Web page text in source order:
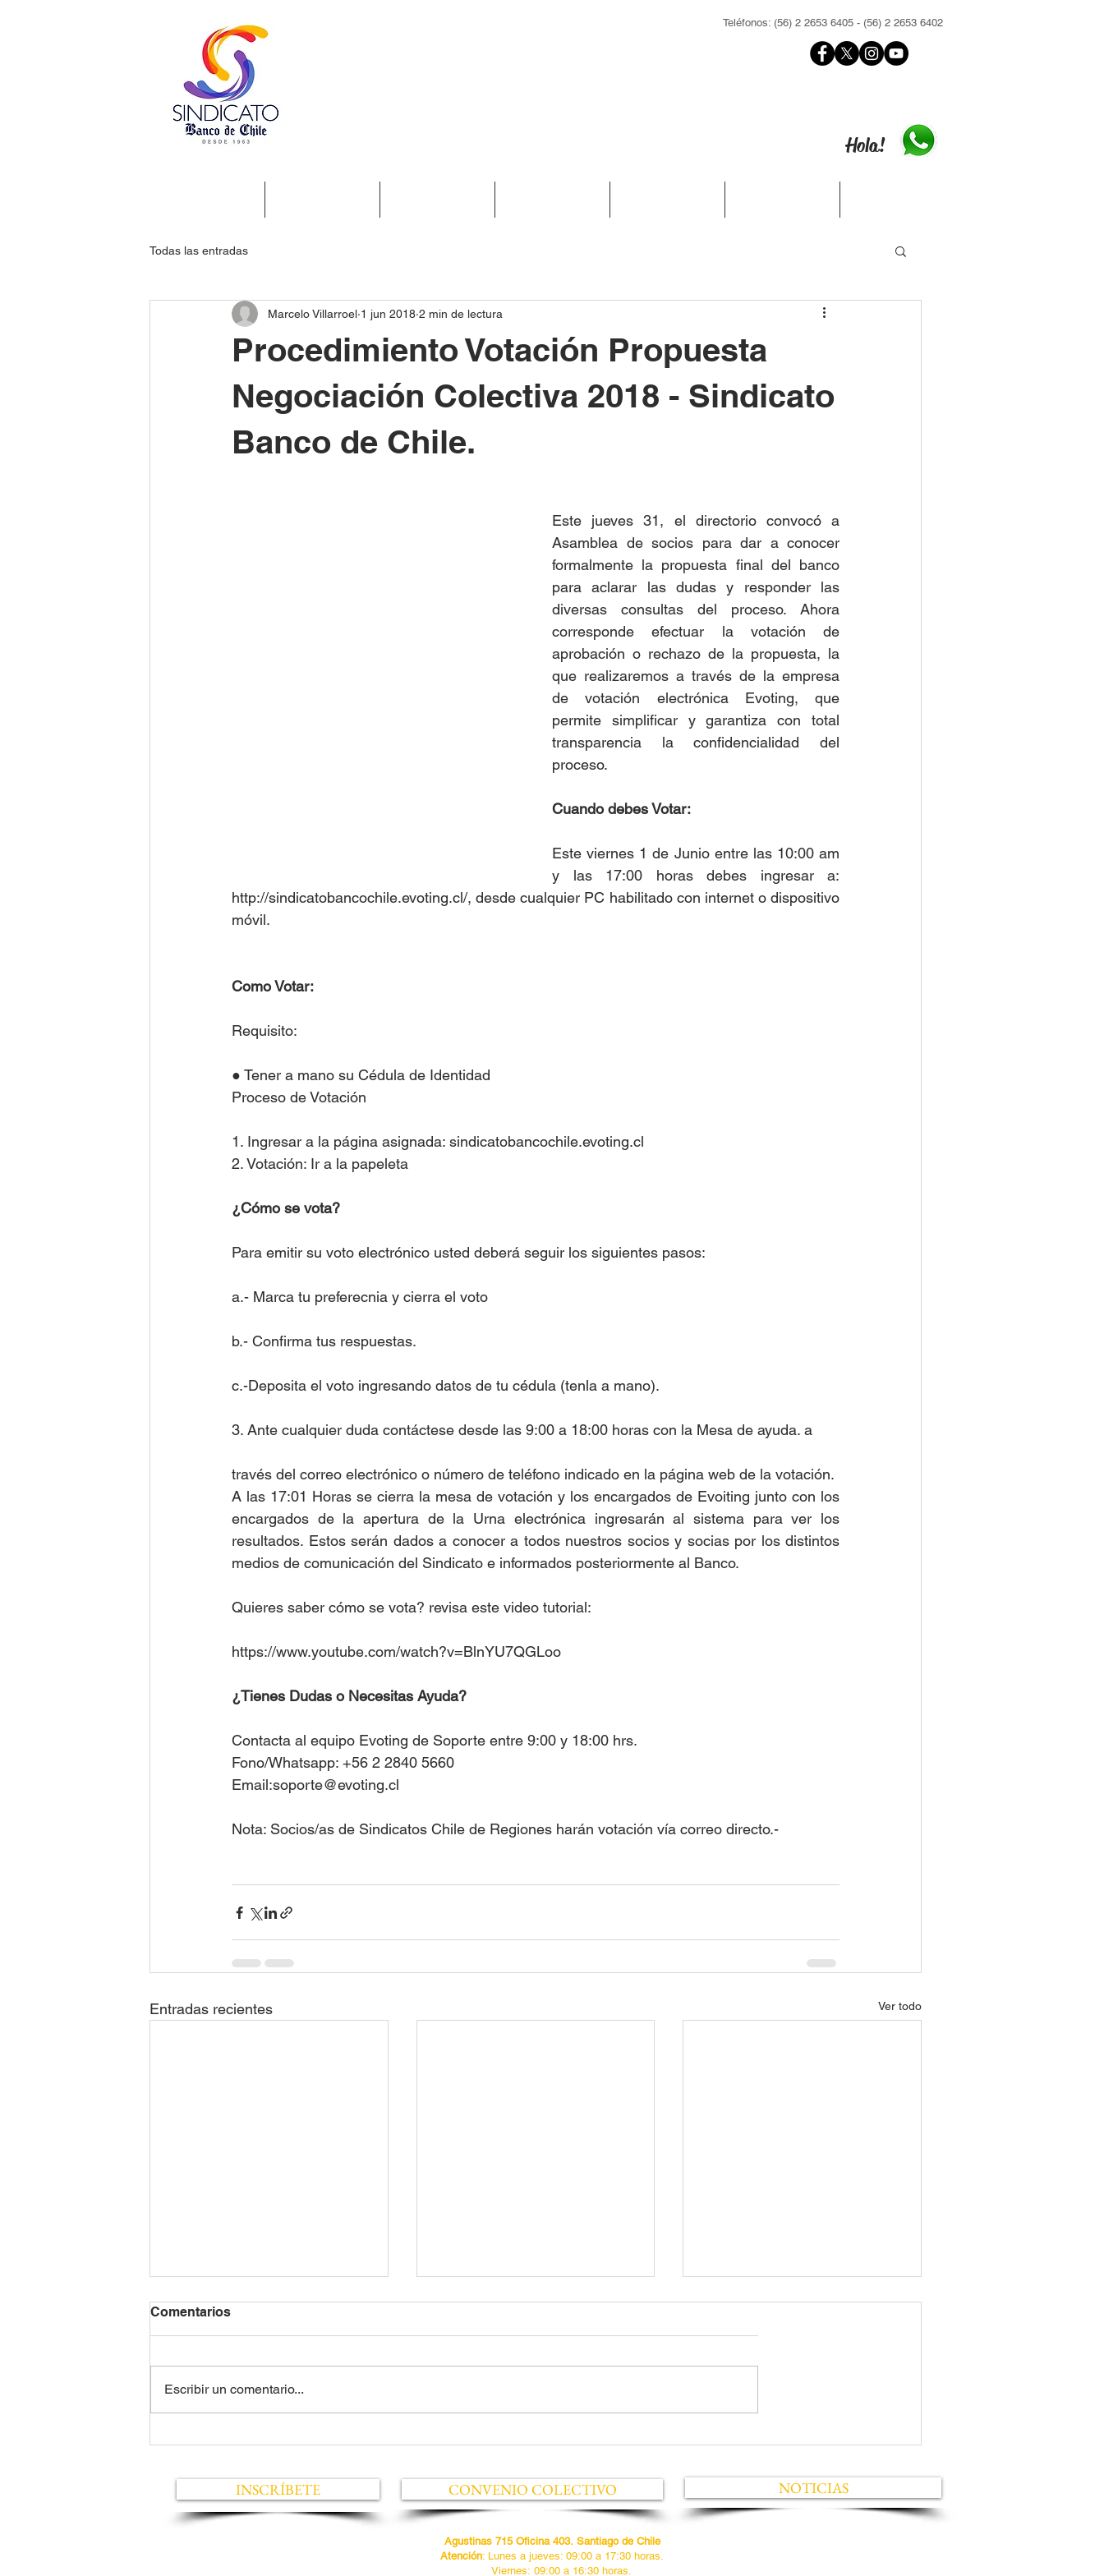
Teléfonos: (56) 2 2653 6405 - (56) 2 2653 6402
Hola!
Todas las entradas
Procedimiento Votación Propuesta
Negociación Colectiva 2018 - Sindicato
Banco de Chile.
Marcelo Villarroel 1 jun 2018 2 min de lectura
Este jueves 31, el directorio convocó a
Asamblea de socios para dar a conocer
formalmente la propuesta final del banco
para aclarar las dudas y responder las
diversas consultas del proceso. Ahora
corresponde efectuar la votación de
aprobación o rechazo de la propuesta, la
que realizaremos a través de la empresa
de votación electrónica Evoting, que
permite simplificar y garantiza con total
transparencia la confidencialidad del
proceso.
Cuando debes Votar:
Este viernes 1 de Junio entre las 10:00 am
y las 17:00 horas debes ingresar a:
http://sindicatobancochile.evoting.cl/, desde cualquier PC habilitado con internet o dispositivo
móvil.
Como Votar:
Requisito:
● Tener a mano su Cédula de Identidad
Proceso de Votación
1. Ingresar a la página asignada: sindicatobancochile.evoting.cl
2. Votación: Ir a la papeleta
¿Cómo se vota?
Para emitir su voto electrónico usted deberá seguir los siguientes pasos:
a.- Marca tu preferecnia y cierra el voto
b.- Confirma tus respuestas.
c.-Deposita el voto ingresando datos de tu cédula (tenla a mano).
3. Ante cualquier duda contáctese desde las 9:00 a 18:00 horas con la Mesa de ayuda. a
través del correo electrónico o número de teléfono indicado en la página web de la votación.
A las 17:01 Horas se cierra la mesa de votación y los encargados de Evoiting junto con los
encargados de la apertura de la Urna electrónica ingresarán al sistema para ver los
resultados. Estos serán dados a conocer a todos nuestros socios y socias por los distintos
medios de comunicación del Sindicato e informados posteriormente al Banco.
Quieres saber cómo se vota? revisa este video tutorial:
https://www.youtube.com/watch?v=BlnYU7QGLoo
¿Tienes Dudas o Necesitas Ayuda?
Contacta al equipo Evoting de Soporte entre 9:00 y 18:00 hrs.
Fono/Whatsapp: +56 2 2840 5660
Email:soporte@evoting.cl
Nota: Socios/as de Sindicatos Chile de Regiones harán votación vía correo directo.-
Entradas recientes Ver todo
2026. Por mandato de la
Asamblea nacional
Chile.
Comentarios
Escribir un comentario...
INSCRÍBETE CONVENIO COLECTIVO NOTICIAS
Agustinas 715 Oficina 403. Santiago de Chile
Atención: Lunes a jueves: 09:00 a 17:30 horas.
Viernes: 09:00 a 16:30 horas.